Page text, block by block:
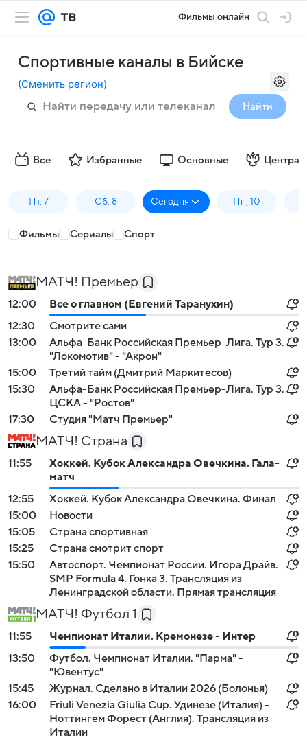
Фильмы онлайн
Спортивные каналы в Бийске
(Сменить регион)
Найти
Все Избранные Основные
Пт, 7 Сб, 8 Сегодня Пн, 10
Фильмы Сериалы Спорт
МАТЧ! Премьер
12:00
Все о главном (Евгений Таранухин)
12:30
Смотрите сами
13:00
Альфа-Банк Российская Премьер-Лига. Тур 3.
"Локомотив" - "Акрон"
15:00
Третий тайм (Дмитрий Маркитесов)
15:30
Альфа-Банк Российская Премьер-Лига. Тур 3.
ЦСКА - "Ростов"
17:30
Студия "Матч Премьер"
МАТЧ! Страна
11:55
Хоккей. Кубок Александра Овечкина. Гала-
матч
12:55
Хоккей. Кубок Александра Овечкина. Финал
15:00
Новости
15:05
Страна спортивная
15:25
Страна смотрит спорт
15:50
Автоспорт. Чемпионат России. Игора Драйв.
SMP Formula 4. Гонка 3. Трансляция из
Ленинградской области. Прямая трансляция
МАТЧ! Футбол 1
11:55
Чемпионат Италии. Кремонезе - Интер
13:50
Футбол. Чемпионат Италии. "Парма" -
"Ювентус"
15:45
Журнал. Сделано в Италии 2026 (Болонья)
16:00
Friuli Venezia Giulia Cup. Удинезе (Италия) -
Ноттингем Форест (Англия). Трансляция из
Италии